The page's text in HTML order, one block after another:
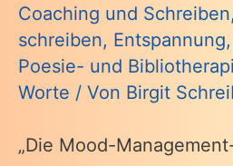
Coaching und Schreiben,
schreiben, Entspannung,
Poesie- und
Worte / Von Birgit
„Die Mood-